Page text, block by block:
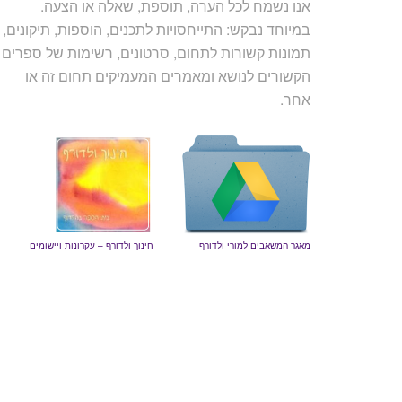
אנו נשמח לכל הערה, תוספת, שאלה או הצעה.
במיוחד נבקש: התייחסויות לתכנים, הוספות, תיקונים,
תמונות קשורות לתחום, סרטונים, רשימות של ספרים
הקשורים לנושא ומאמרים המעמיקים תחום זה או
אחר.
חינוך ולדורף – עקרונות ויישומים מאגר המשאבים למורי ולדורף